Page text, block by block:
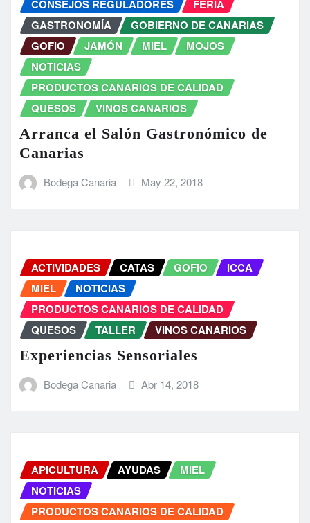
CONSEJOS REGULADORES
FERIA
GASTRONOMÍA
GOBIERNO DE CANARIAS
GOFIO
JAMÓN MIEL
MOJOS
NOTICIAS
PRODUCTOS CANARIOS DE CALIDAD
QUESOS
VINOS CANARIOS
Arranca el Salón Gastronómico de
Canarias
Bodega Canaria May 22, 2018
ACTIVIDADES CATAS GOFIO
ICCA
MIEL
NOTICIAS
PRODUCTOS CANARIOS DE CALIDAD
QUESOS
TALLER VINOS CANARIOS
Experiencias Sensoriales
Bodega Canaria Abr 14, 2018
APICULTURA AYUDAS
MIEL
NOTICIAS
PRODUCTOS CANARIOS DE CALIDAD